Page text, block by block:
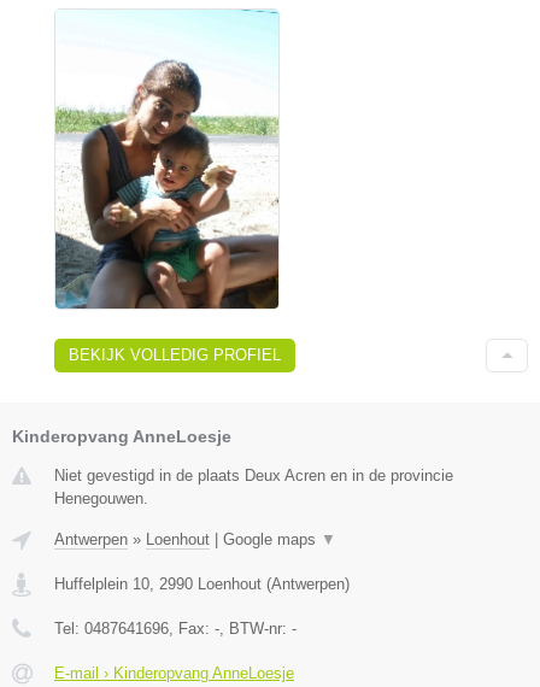
BEKIJK VOLLEDIG PROFIEL
Kinderopvang AnneLoesje
Niet gevestigd in de plaats Deux Acren en in de provincie
Henegouwen.
Antwerpen » Loenhout | Google maps ▼
Huffelplein 10 2990 Loenhout (Antwerpen)
Tel: 0487641696 , Fax: - , BTW-nr: -
E-mail › Kinderopvang AnneLoesje